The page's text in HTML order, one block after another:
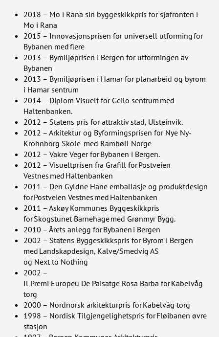
2018 – Mo i Rana sin byggeskikkpris for sjøfronten i
Mo i Rana
2015 – Innovasjonsprisen for universell utforming for
Bybanen med flere
2013 – Bymiljøprisen i Bergen for utformingen av
Bybanen
2013 – Bymiljøprisen i Hamar for planarbeid og byrom
i Hamar sentrum
2014 – Diplom Visuelt for Geilo sentrum med
Haltenbanken.
2012 – Statens pris for attraktiv stad, Ulsteinvik.
2012 – Arkitektur og Byformingsprisen for Nye Ny-
Krohnborg Skole med Rambøll Norge
2012 – Vakre Veger for Bybanen i Bergen.
2012 – Visueltprisen fra Grafill for Postveien
Vestnes med Haltenbanken
2011 – Den Gyldne Hane emballasje og produktdesign
for Postveien Vestnes med Haltenbanken
2011 – Askøy Kommunes Byggeskikkpris
for Skogstunet Barnehage med Grønmyr Bygg.
2010 – Årets anlegg for Bybanen i Bergen
2002 – Statens Byggeskikkspris for Byrom i Bergen
med Landskapdesign, Kalve/Smedvig AS
og Next to Nothing
2002 –
Il Premi Europeu De Paisatge Rosa Barba for Kabelvåg
torg
2000 – Nordnorsk arkitekturpris for Kabelvåg torg
1998 – Nordisk Tilgjengelighetspris for Fløibanen øvre
stasjon